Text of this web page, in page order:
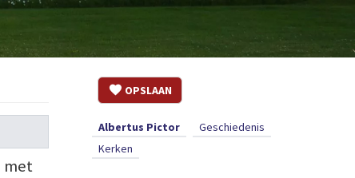
met
OPSLAAN
Albertus Pictor
Geschiedenis
Kerken